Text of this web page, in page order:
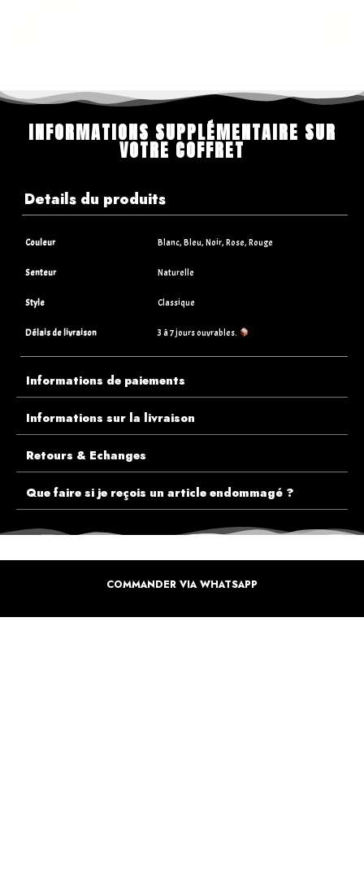
INFORMATIONS SUPPLÉMENTAIRE SUR
VOTRE COFFRET
Details du produits
Couleur Blanc, Bleu, Noir, Rose, Rouge
Senteur Naturelle
Style Classique
Délais de livraison 3 à 7 jours ouvrables.
Informations de paiements
Informations sur la livraison
Retours & Echanges
Que faire si je reçois un article endommagé ?
COMMANDER VIA WHATSAPP